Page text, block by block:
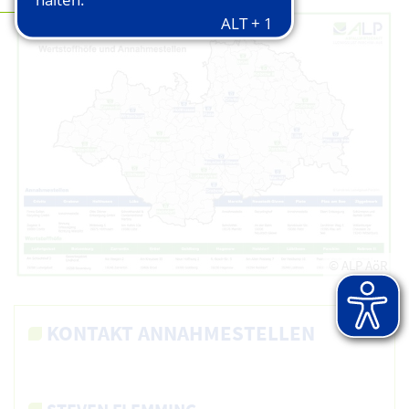
KONTAKT ANNAHMESTELLEN